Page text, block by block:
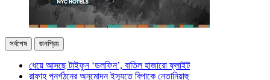
সর্বশেষ জনপ্রিয়
ধেয়ে আসছে টাইফুন ‘ডলফিন’, বাতিল হাজারো ফ্লাইট
রাফাহ পুনর্গঠনের অনুমোদন ইস্যুতে বিপাকে নেতানিয়াহু